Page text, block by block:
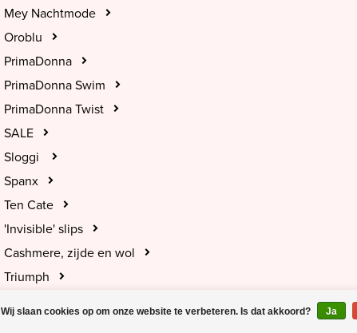
Mey Nachtmode
Oroblu
PrimaDonna
PrimaDonna Swim
PrimaDonna Twist
SALE
Sloggi
Spanx
Ten Cate
'Invisible' slips
Cashmere, zijde en wol
Triumph
Wij slaan cookies op om onze website te verbeteren. Is dat akkoord? Ja